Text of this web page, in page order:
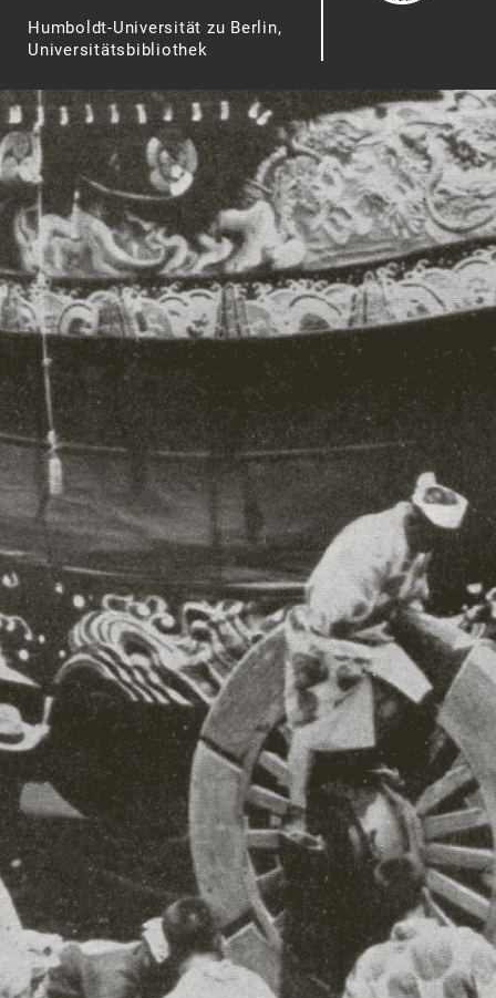
Humboldt-Universität zu Berlin,
Universitätsbibliothek